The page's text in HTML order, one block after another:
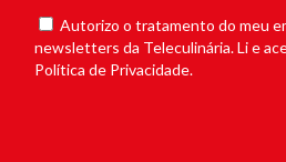
Autorizo o tratamento do meu
newsletters da Teleculinária. Li e
Política de Privacidade.